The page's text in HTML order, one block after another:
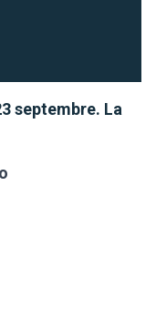
septembre. La